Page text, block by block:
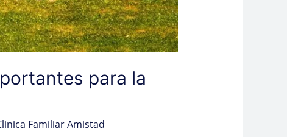
para la
Familiar Amistad